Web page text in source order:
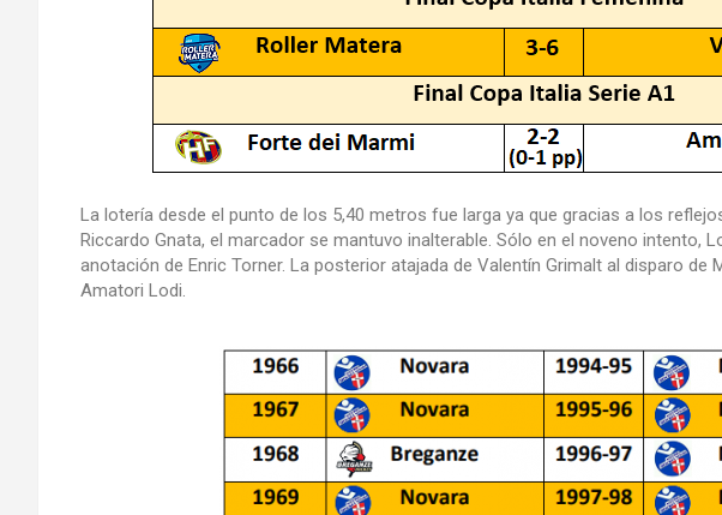
La lotería desde el punto de los 5,40 metros fue larga ya que gracias a los
Riccardo Gnata, el marcador se mantuvo inalterable. Sólo en el noveno intento,
anotación de Enric Torner. La posterior atajada de Valentín Grimalt al disparo
Amatori Lodi.